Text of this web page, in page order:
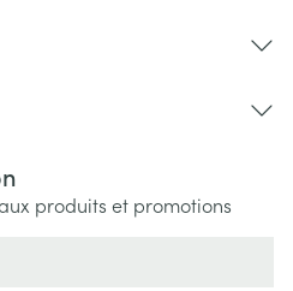
produits et promotions